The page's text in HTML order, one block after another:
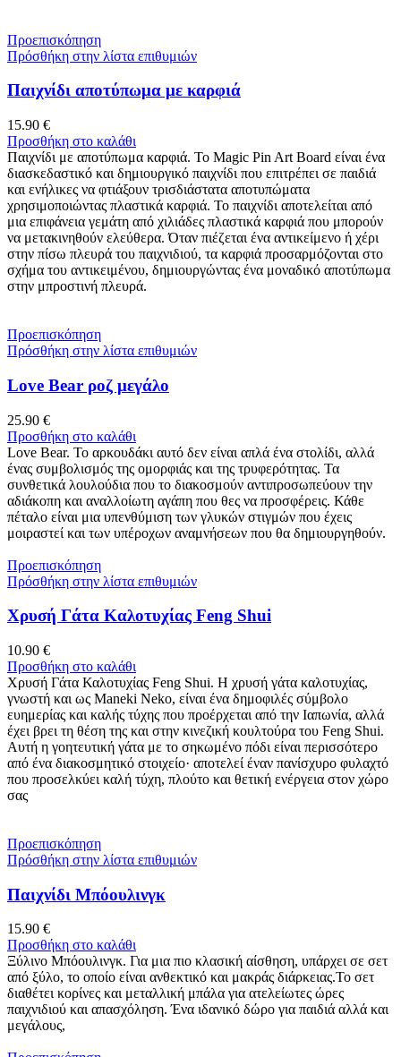
Προεπισκόπηση
Πρόσθήκη στην λίστα επιθυμιών
Παιχνίδι αποτύπωμα με καρφιά
15.90 €
Προσθήκη στο καλάθι
Παιχνίδι με αποτύπωμα καρφιά. Το Magic Pin Art Board είναι ένα
διασκεδαστικό και δημιουργικό παιχνίδι που επιτρέπει σε παιδιά
και ενήλικες να φτιάξουν τρισδιάστατα αποτυπώματα
χρησιμοποιώντας πλαστικά καρφιά. Το παιχνίδι αποτελείται από
μια επιφάνεια γεμάτη από χιλιάδες πλαστικά καρφιά που μπορούν
να μετακινηθούν ελεύθερα. Όταν πιέζεται ένα αντικείμενο ή χέρι
στην πίσω πλευρά του παιχνιδιού, τα καρφιά προσαρμόζονται στο
σχήμα του αντικειμένου, δημιουργώντας ένα μοναδικό αποτύπωμα
στην μπροστινή πλευρά.
Προεπισκόπηση
Πρόσθήκη στην λίστα επιθυμιών
Love Bear ροζ μεγάλο
25.90 €
Προσθήκη στο καλάθι
Love Bear. Το αρκουδάκι αυτό δεν είναι απλά ένα στολίδι, αλλά
ένας συμβολισμός της ομορφιάς και της τρυφερότητας. Τα
συνθετικά λουλούδια που το διακοσμούν αντιπροσωπεύουν την
αδιάκοπη και αναλλοίωτη αγάπη που θες να προσφέρεις. Κάθε
πέταλο είναι μια υπενθύμιση των γλυκών στιγμών που έχεις
μοιραστεί και των υπέροχων αναμνήσεων που θα δημιουργηθούν.
Προεπισκόπηση
Πρόσθήκη στην λίστα επιθυμιών
Χρυσή Γάτα Καλοτυχίας Feng Shui
10.90 €
Προσθήκη στο καλάθι
Χρυσή Γάτα Καλοτυχίας Feng Shui. Η χρυσή γάτα καλοτυχίας,
γνωστή και ως Maneki Neko, είναι ένα δημοφιλές σύμβολο
ευημερίας και καλής τύχης που προέρχεται από την Ιαπωνία, αλλά
έχει βρει τη θέση της και στην κινεζική κουλτούρα του Feng Shui.
Αυτή η γοητευτική γάτα με το σηκωμένο πόδι είναι περισσότερο
από ένα διακοσμητικό στοιχείο· αποτελεί έναν πανίσχυρο φυλαχτό
που προσελκύει καλή τύχη, πλούτο και θετική ενέργεια στον χώρο
σας
Προεπισκόπηση
Πρόσθήκη στην λίστα επιθυμιών
Παιχνίδι Μπόουλινγκ
15.90 €
Προσθήκη στο καλάθι
Ξύλινο Μπόουλινγκ. Για μια πιο κλασική αίσθηση, υπάρχει σε σετ
από ξύλο, το οποίο είναι ανθεκτικό και μακράς διάρκειας.Το σετ
διαθέτει κορίνες και μεταλλική μπάλα για ατελείωτες ώρες
παιχνιδιού και απασχόληση. Ένα ιδανικό δώρο για παιδιά αλλά και
μεγάλους,